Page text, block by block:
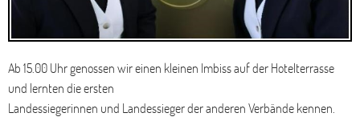
Ab 15.00 Uhr genossen wir einen kleinen Imbiss auf der Hotelterrasse
und lernten die ersten
Landessiegerinnen und Landessieger der anderen Verbände kennen.